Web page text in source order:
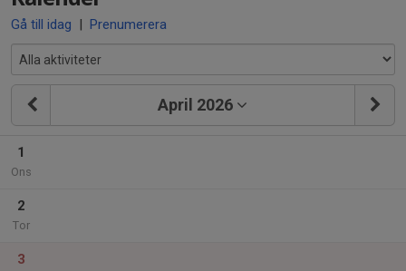
Gå till idag | Prenumerera
April 2026
1
Ons
2
Tor
3